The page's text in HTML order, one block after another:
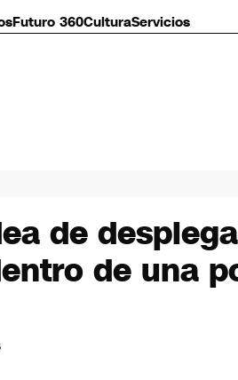
Futuro 360CulturaServicios
de
de una